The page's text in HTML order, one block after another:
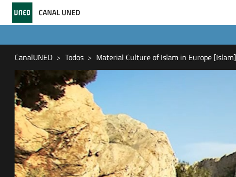
CanalUNED Todos Material Culture of Islam in Europe [Islam]